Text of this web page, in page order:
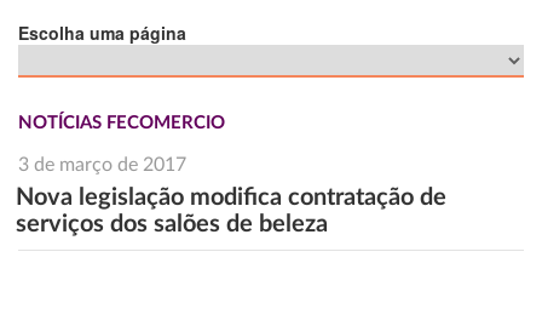
Escolha uma página
NOTÍCIAS FECOMERCIO
3 de março de 2017
Nova legislação modifica contratação de
serviços dos salões de beleza